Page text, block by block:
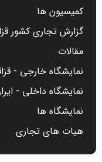
کمیسیون ها
گزارش تجاری کشور
مقالات
نمایشگاه خارجی -
نمایشگاه داخلی -
نمایشگاه ها
هیات های تجاری